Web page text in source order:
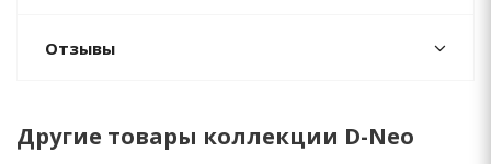
Отзывы
Другие товары коллекции D-Neo